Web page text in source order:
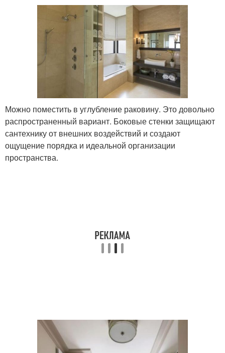
Можно поместить в углубление раковину. Это довольно
распространенный вариант. Боковые стенки защищают
сантехнику от внешних воздействий и создают
ощущение порядка и идеальной организации
пространства.